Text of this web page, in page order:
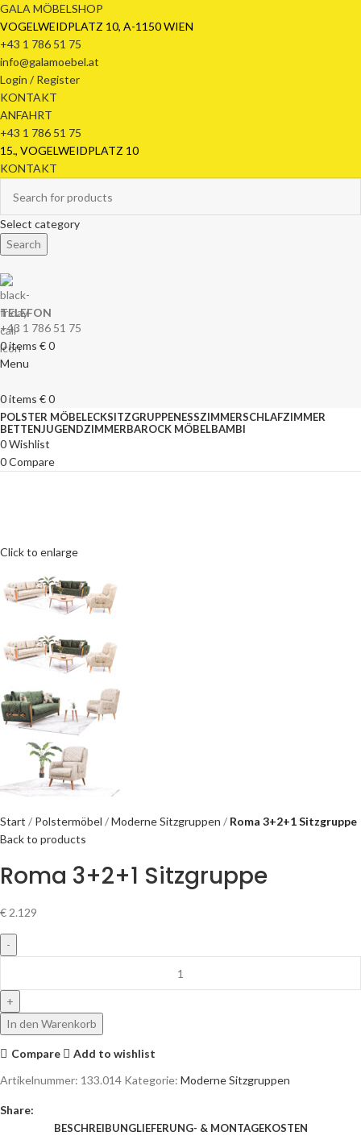
GALA MÖBELSHOP
VOGELWEIDPLATZ 10, A-1150 WIEN
+43 1 786 51 75
info@galamoebel.at
Login / Register
KONTAKT
ANFAHRT
+43 1 786 51 75
15., VOGELWEIDPLATZ 10
KONTAKT
Select category
Search
TELEFON
+43 1 786 51 75
0items €0
Menu
0items €0
POLSTER MÖBELECKSITZGRUPPENESSZIMMERSCHLAFZIMMER
BETTENJUGENDZIMMERBAROCK MÖBELBAMBI
0Wishlist
0Compare
Click to enlarge
Start Polstermöbel Moderne Sitzgruppen
Roma 3+2+1 Sitzgruppe
Back to products
Roma 3+2+1 Sitzgruppe
€2.129
In den Warenkorb
Compare
Add to wishlist
Artikelnummer: 133.014 Kategorie: Moderne Sitzgruppen
Share:
BESCHREIBUNGLIEFERUNG- & MONTAGEKOSTEN